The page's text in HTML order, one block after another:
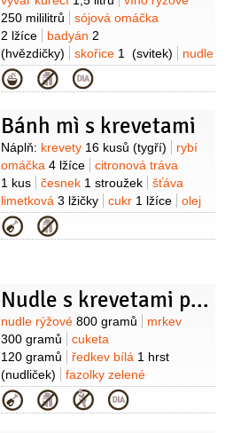
potravinami)
kari pasta1 lžička
(zelená)
koriandr
250 mililitrů
sójová omáčka
2 lžíce
badyán 2
(hvězdičky)
skořice 1 (svitek)
nudle
rýžové450 gramů
2cm)
krevety250 gramů
choy)
cibulka jarní4 kusy
Kategorie
Bánh mì s krevetami
Suroviny
Náplň: krevety 16 kusů (tygří)
rybí
omáčka 4 lžíce
citronová tráva
1 kus
česnek 1 stroužek
šťáva
limetková 3 lžičky cukr 1 lžíce
olej
slunečnicový
dokončení: bageta4 kusy
majonéza
(naložená)
okurka salátová
1 kus
(nakrájená na tenké plátky)
bazalka
(fialové lístky, thajská)
paprička chilli
červená(podle chuti)
Kategorie
Nudle s krevetami phad wun sen
Suroviny
nudle rýžové 800 gramů
mrkev
300 gramů
cuketa
120 gramů
ředkev bílá 1 hrst
(nudliček)
fazolky zelené
300 gramů
olej slunečnicový
2 lžíce
krevety400 gramů
Kategorie